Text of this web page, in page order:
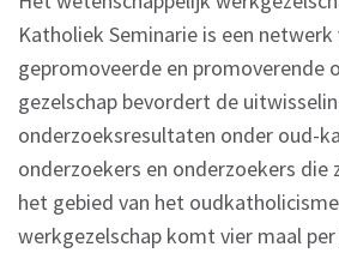
Katholiek Seminarie is een
gepromoveerde en promoverende
gezelschap bevordert de
onderzoeksresultaten onder oud-
onderzoekers en onderzoekers die
het gebied van het
werkgezelschap komt vier maal